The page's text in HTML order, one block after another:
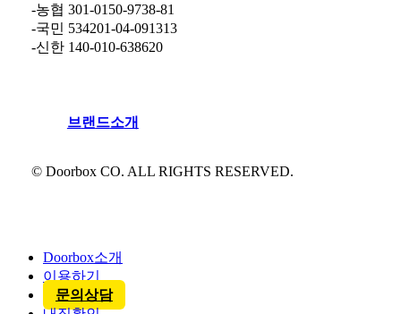
-농협 301-0150-9738-81
-국민 534201-04-091313
-신한 140-010-638620
브랜 드소개
© Doorbox CO. ALL RIGHTS RESERVED.
Doorbox소개
이용하기
문의상담